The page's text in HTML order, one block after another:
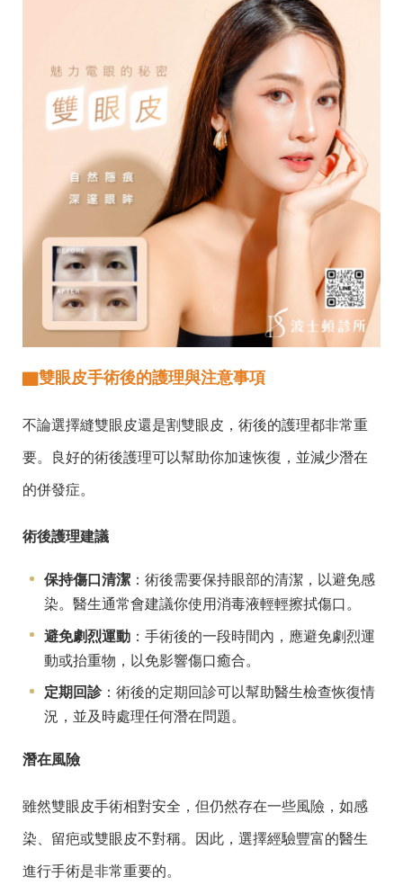
▇雙眼皮手術後的護理與注意事項
不論選擇縫雙眼皮還是割雙眼皮，術後的護理都非常重
要。良好的術後護理可以幫助你加速恢復，並減少潛在
的併發症。
術後護理建議
保持傷口清潔 ：術後需要保持眼部的清潔，以避免感
染。醫生通常會建議你使用消毒液輕輕擦拭傷口。
避免劇烈運動 ：手術後的一段時間內，應避免劇烈運
動或抬重物，以免影響傷口癒合。
定期回診：術後的定期回診可以幫助醫生檢查恢復情
況，並及時處理任何潛在問題。
潛在風險
雖然雙眼皮手術相對安全，但仍然存在一些風險，如感
染、留疤或雙眼皮不對稱。因此，選擇經驗豐富的醫生
進行手術是非常重要的。